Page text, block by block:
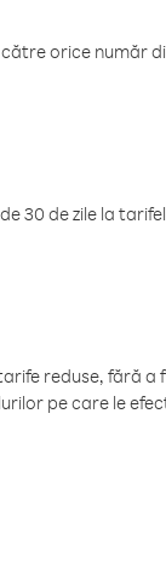
orice număr
30 de zile la
reduse, fără a
pe care le